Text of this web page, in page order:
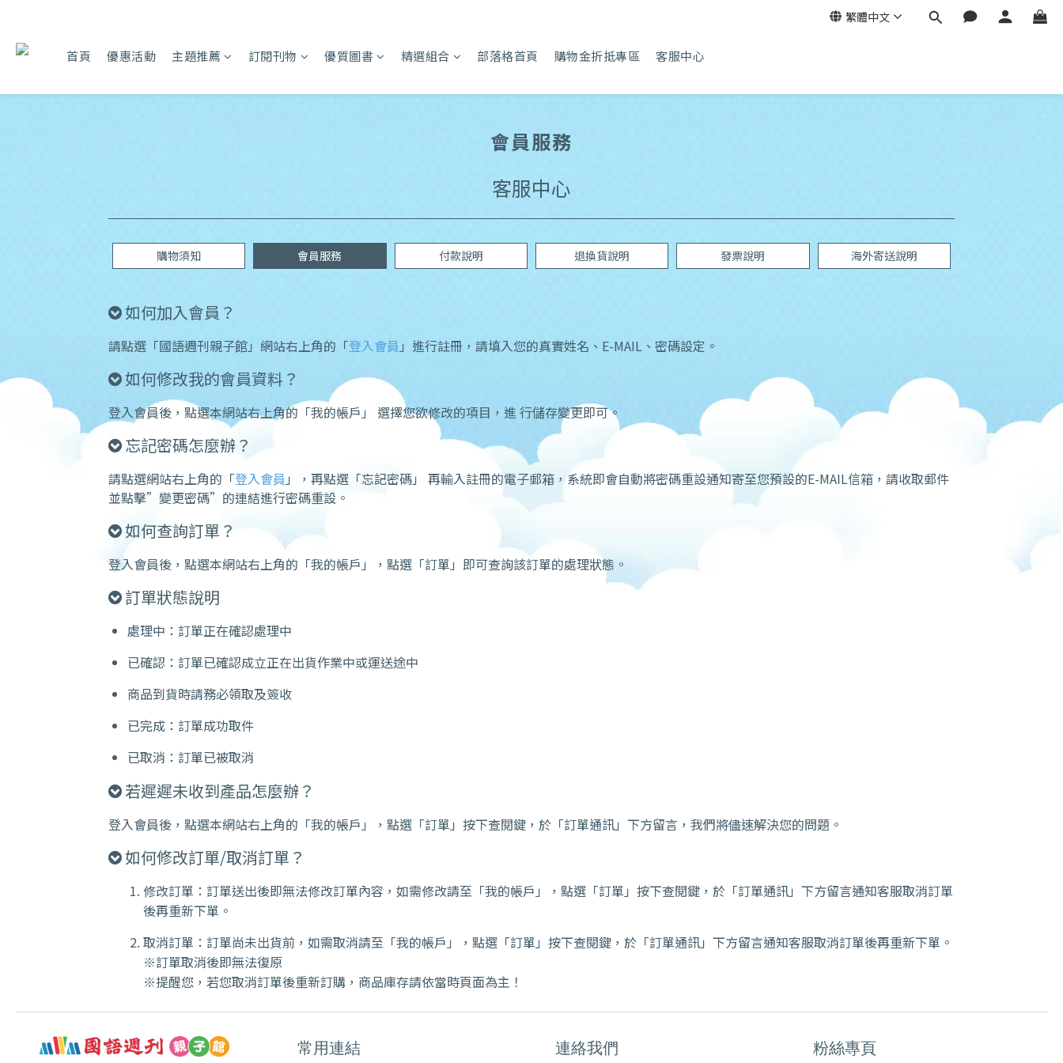
繁體中文
首頁 優惠活動 主題推薦 訂閱刊物 優質圖書 精選組合 部落格首頁 購物金折抵專區 客服中心
會員服務
客服中心
購物須知 會員服務 付款說明 退換貨說明 發票說明 海外寄送說明
如何加入會員？
請點選「國語週刊親子館」網站右上角的「登入會員 」進行註冊，請填入您的真實姓名、E-MAIL、密碼設定。
如何修改我的會員資料？
登入會員後，點選本網站右上角的「我的帳戶」 選擇您欲修改的項目，進 行儲存變更即可。
忘記密碼怎麼辦？
請點選網站右上角的「登入會員 」，再點選「忘記密碼」 再輸入註冊的電子郵箱，系統即會自動將密碼重設通知寄至您預設的E-MAIL信箱，請收取郵件
並點擊”變更密碼”的連結進行密碼重設。
如何查詢訂單？
登入會員後，點選本網站右上角的「我的帳戶」，點選「訂單」即可查詢該訂單的處理狀態。
訂單狀態說明
處理中：訂單正在確認處理中
已確認：訂單已確認成立正在出貨作業中或運送途中
商品到貨時請務必領取及簽收
已完成：訂單成功取件
已取消：訂單已被取消
若遲遲未收到產品怎麼辦？
登入會員後，點選本網站右上角的「我的帳戶」，點選「訂單」按下查閱鍵，於「訂單通訊」下方留言，我們將儘速解決您的問題。
如何修改訂單/取消訂單？
修改訂單：訂單送出後即無法修改訂單內容，如需修改請至「我的帳戶」，點選「訂單」按下查閱鍵，於「訂單通訊」下方留言通知客服取消訂單
後再重新下單。
取消訂單：訂單尚未出貨前，如需取消請至「我的帳戶」，點選「訂單」按下查閱鍵，於「訂單通訊」下方留言通知客服取消訂單後再重新下單。
※訂單取消後即無法復原
※提醒您，若您取消訂單後重新訂購，商品庫存請依當時頁面為主！
常用連結 連絡我們 粉絲專頁